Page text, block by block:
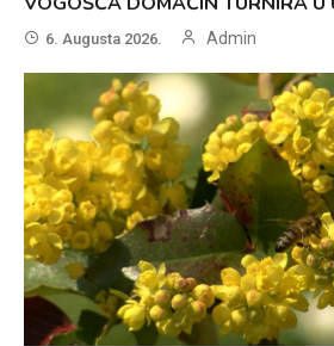
6. Augusta 2026. Admin